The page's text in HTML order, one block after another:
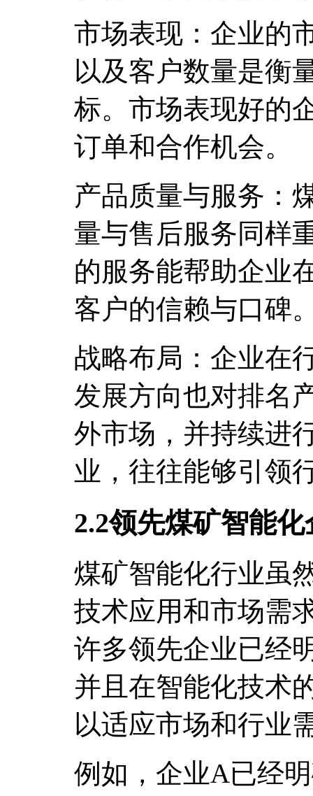
市场表现：企业的
以及客户数量是衡
标。市场表现好的
订单和合作机会。
产品质量与服务：
量与售后服务同样
的服务能帮助企业
客户的信赖与口碑
战略布局：企业在
发展方向也对排名
外市场，并持续进
业，往往能够引领
2.2领先煤矿智能
煤矿智能化行业虽
技术应用和市场需
许多领先企业已经
并且在智能化技术
以适应市场和行业
例如，企业A已经